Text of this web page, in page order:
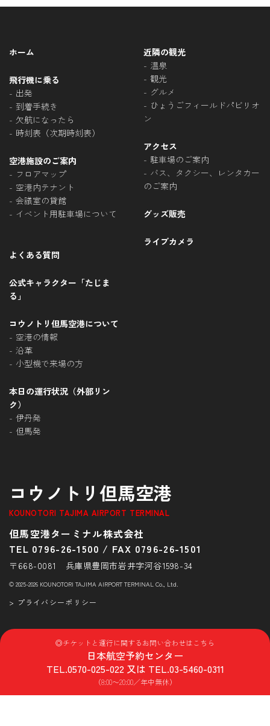
コウノトリ但馬空港
KOUNOTORI TAJIMA AIRPORT TERMINAL
但馬空港ターミナル株式会社
TEL 0796-26-1500 / FAX 0796-26-1501
〒668-0081 兵庫県豊岡市岩井字河谷1598-34
© 2025-2026 KOUNOTORI TAJIMA AIRPORT TERMINAL Co., Ltd.
> プライバシーポリシー
ホーム
飛行機に乗る
出発
到着手続き
欠航になったら
時刻表（次期時刻表）
空港施設のご案内
フロアマップ
空港内テナント
会議室の貸館
イベント用駐車場について
近隣の観光
温泉
観光
グルメ
ひょうごフィールドパビリオ
ン
アクセス
駐車場のご案内
バス、タクシー、レンタカー
のご案内
グッズ販売
ライブカメラ
よくある質問
公式キャラクター「たじま
る」
コウノトリ但馬空港について
空港の情報
沿革
小型機で来場の方
本日の運行状況（外部リン
ク）
伊丹発
但馬発
◎チケットと運行に関するお問い合わせはこちら
日本航空予約センター
TEL.0570-025-022又は TEL.03-5460-0311
（8:00〜20:00／年中無休）